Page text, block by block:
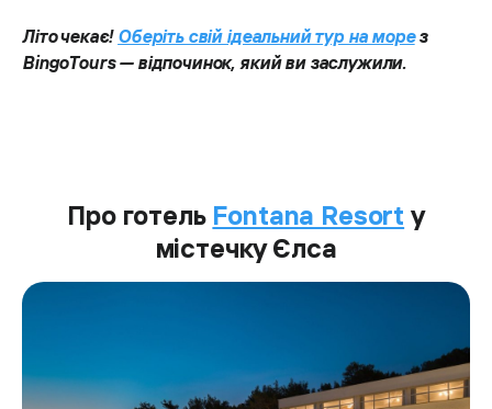
Літо чекає! Оберіть свій ідеальний тур на морез
BingoTours — відпочинок, який ви заслужили.
Про готель Fontana Resort у
містечку Єлса